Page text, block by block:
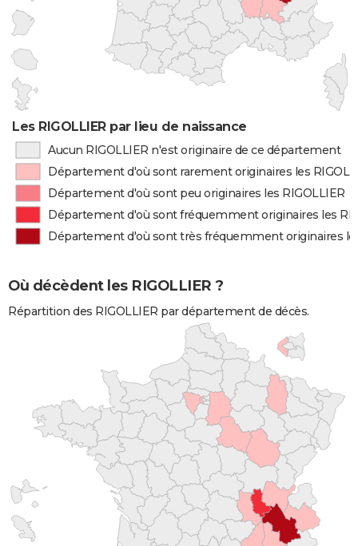
Les RIGOLLIER par lieu de naissance
Aucun RIGOLLIER n'est originaire de ce département
Département d'où sont rarement originaires les
Département d'où sont peu originaires les RIGOLLIER
Département d'où sont fréquemment originaires les
Département d'où sont très fréquemment originaires
Où décèdent les RIGOLLIER ?
Répartition des RIGOLLIER par département de décès.